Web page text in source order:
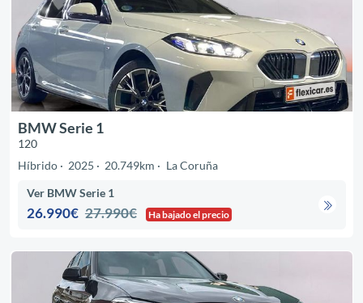
BMW Serie 1
120
Híbrido
2025 20.749km La Coruña
Ver BMW Serie 1
26.990€ 27.990€ Ha bajado el precio